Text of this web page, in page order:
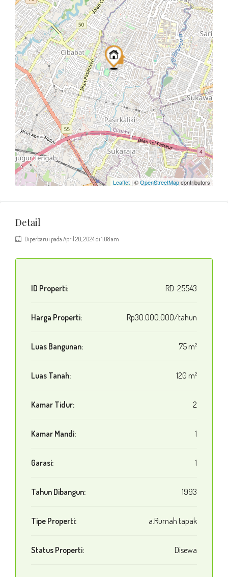
Leaflet | ©OpenStreetMapcontributors
Detail
Diperbarui pada April 20, 2024 di 1:08 am
ID Properti: RD-25543
Harga Properti: Rp30.000.000/tahun
Luas Bangunan: 75 m²
Luas Tanah: 120 m²
Kamar Tidur: 2
Kamar Mandi: 1
Garasi: 1
Tahun Dibangun: 1993
Tipe Properti: a.Rumah tapak
Status Properti: Disewa